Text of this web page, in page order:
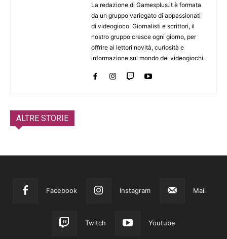
La redazione di Gamesplus.it è formata
da un gruppo variegato di appassionati
di videogioco. Giornalisti e scrittori, il
nostro gruppo cresce ogni giorno, per
offrire ai lettori novità, curiosità e
informazione sul mondo dei videogiochi.
ALTRE STORIE
Facebook Instagram Mail
Twitch Youtube